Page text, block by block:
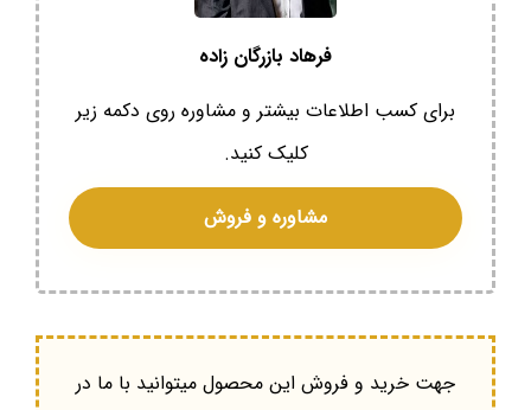
فرهاد بازرگان زاده
برای کسب اطلاعات بیشتر و مشاوره روی دکمه زیر
کلیک کنید.
مشاوره و فروش
جهت خرید و فروش این محصول میتوانید با ما در